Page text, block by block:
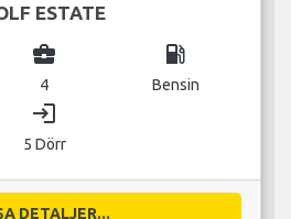
ESTATE
business_center
4
local_gas_station
Bensin
login
5 Dörr
DETALJER...